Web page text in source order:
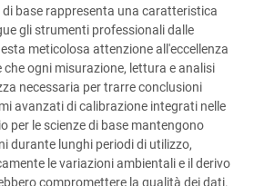
di base rappresenta una caratteristica
gli strumenti professionali dalle
meticolosa attenzione all'eccellenza
ogni misurazione, lettura e analisi
necessaria per trarre conclusioni
avanzati di calibrazione integrati nelle
per le scienze di base mantengono
durante lunghi periodi di utilizzo,
le variazioni ambientali e il derivo
compromettere la qualità dei dati.